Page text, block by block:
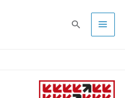
Pesquisa